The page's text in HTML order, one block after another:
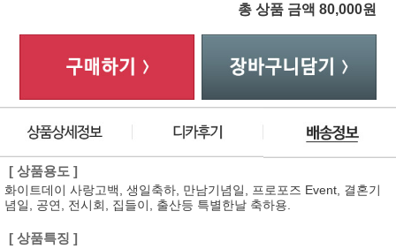
총 상품 금액 80,000원
[ 상품용도 ]
화이트데이 사랑고백, 생일축하, 만남기념일, 프로포즈 Event, 결혼기
념일, 공연, 전시회, 집들이, 출산등 특별한날 축하용.
[ 상품특징 ]